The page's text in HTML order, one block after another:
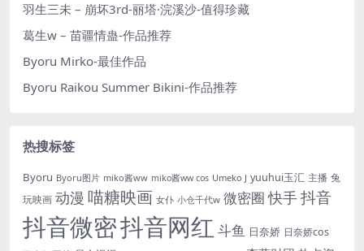
羽生三未 – 崩坏3rd-丽塔·浣溪沙-值得珍藏
葛生w – 苗疆情蛊-作品推荐
Byoru Mirko-最佳作品
Byoru Raikou Summer Bikini-作品推荐
热搜标签
Byoru Byoru图片 miko酱ww miko酱ww cos Umeko J yuuhui玉汇 主播 兔
玩映画 动漫 喵糖映画 女仆 小仓千代w 微密圈 快手抖音
抖音微密抖音网红 斗鱼 日奈娇 日奈娇cos